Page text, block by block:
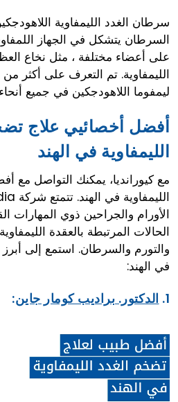
سرطان الغدد الليمفاوية
السرطان يتشكل في الجهاز
على أعضاء مختلفة ، مثل نخاع
ليمفوما اللاهودجكين في جميع أنحاء
أفضل أخصائيي علاج
الليمفاوية في الهند
مع كيورانديا، يمكنك التواصل مع
الأورام والجراحين ذوي
الحالات المرتبطة بالعقدة
والتورم والسرطان. استمع إلى أبرز
في الهند:
1. الدكتور. براديب كومار جاين: